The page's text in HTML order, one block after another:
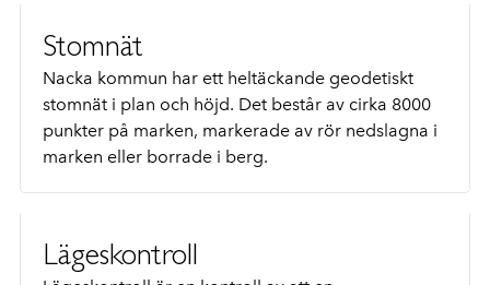
Stomnät
Nacka kommun har ett heltäckande geodetiskt
stomnät i plan och höjd. Det består av cirka 8000
punkter på marken, markerade av rör nedslagna i
marken eller borrade i berg.
Lägeskontroll